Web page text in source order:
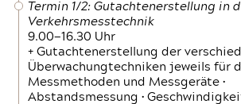
Termin 1/2: Gutachtenerstellung in
Verkehrsmesstechnik
9.00—16.30 Uhr
+ Gutachtenerstellung der
Überwachungtechniken jeweils für
Messmethoden und Messgeräte •
Abstandsmessung •